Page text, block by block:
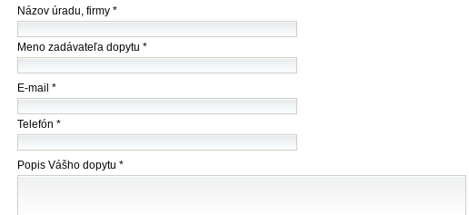
Názov
(firmy
/
úradu)
Názov úradu, firmy *
Meno zadávateľa dopytu *
E-mail *
Telefón *
Popis Vášho dopytu *